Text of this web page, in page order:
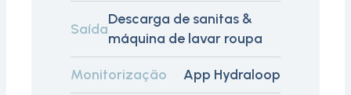
Saída
Descarga de sanitas &
máquina de lavar roupa
Monitorização App Hydraloop